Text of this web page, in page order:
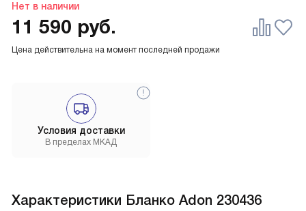
Нет в наличии
Цена действительна на момент последней продажи
11 590 руб.
Условия доставки
В пределах МКАД
Характеристики Бланко Adon 230436